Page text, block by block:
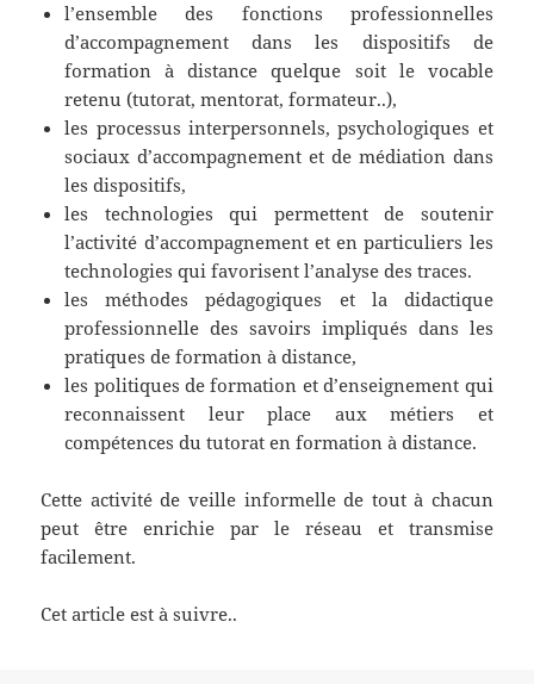
l’ensemble des fonctions professionnelles
d’accompagnement dans les dispositifs de
formation à distance quelque soit le vocable
retenu (tutorat, mentorat, formateur..),
les processus interpersonnels, psychologiques et
sociaux d’accompagnement et de médiation dans
les dispositifs,
les technologies qui permettent de soutenir
l’activité d’accompagnement et en particuliers les
technologies qui favorisent l’analyse des traces.
les méthodes pédagogiques et la didactique
professionnelle des savoirs impliqués dans les
pratiques de formation à distance,
les politiques de formation et d’enseignement qui
reconnaissent leur place aux métiers et
compétences du tutorat en formation à distance.
Cette activité de veille informelle de tout à chacun
peut être enrichie par le réseau et transmise
facilement.
Cet article est à suivre..